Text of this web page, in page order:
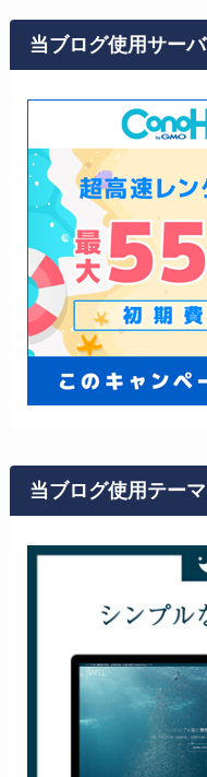
当ブログ使用サーバ
当ブログ使用テーマ